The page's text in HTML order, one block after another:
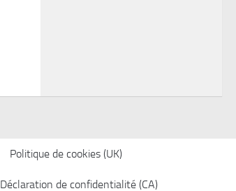
Politique de cookies (UK)
Déclaration de confidentialité (CA)